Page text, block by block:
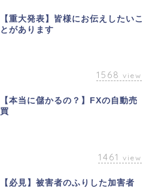
【重大発表】皆様にお伝えしたいこ
とがあります
1568 view
【本当に儲かるの？】FXの自動売
買
1461 view
【必見】被害者のふりした加害者